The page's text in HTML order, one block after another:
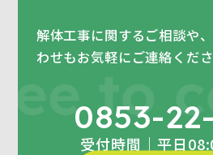
to
解体工事に関するご相談や
わせもお気軽にご連絡くださ
0853-
受付時間｜平日